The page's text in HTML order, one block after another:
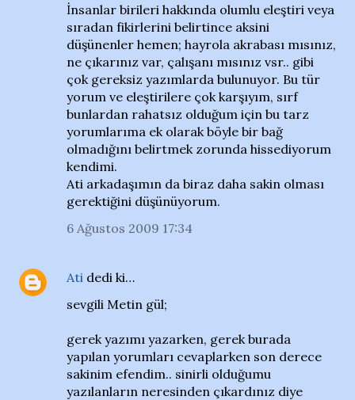
İnsanlar birileri hakkında olumlu eleştiri veya
sıradan fikirlerini belirtince aksini
düşünenler hemen; hayrola akrabası mısınız,
ne çıkarınız var, çalışanı mısınız vsr.. gibi
çok gereksiz yazımlarda bulunuyor. Bu tür
yorum ve eleştirilere çok karşıyım, sırf
bunlardan rahatsız olduğum için bu tarz
yorumlarıma ek olarak böyle bir bağ
olmadığını belirtmek zorunda hissediyorum
kendimi.
Ati arkadaşımın da biraz daha sakin olması
gerektiğini düşünüyorum.
6 Ağustos 2009 17:34
Ati dedi ki…
sevgili Metin gül;
gerek yazımı yazarken, gerek burada
yapılan yorumları cevaplarken son derece
sakinim efendim.. sinirli olduğumu
yazılanların neresinden çıkardınız diye